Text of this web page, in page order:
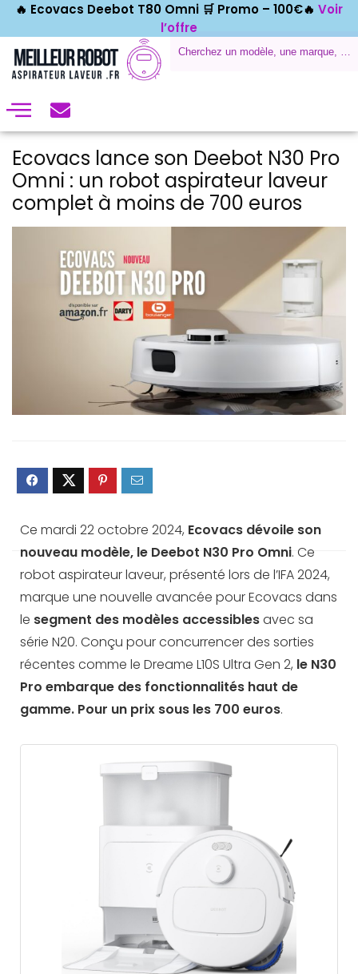
🔥 Ecovacs Deebot T80 Omni 🛒 Promo – 100€🔥 Voir
l’offre
Ecovacs lance son Deebot N30 Pro
Omni : un robot aspirateur laveur
complet à moins de 700 euros
Ce mardi 22 octobre 2024, Ecovacs dévoile son
nouveau modèle, le Deebot N30 Pro Omni. Ce
robot aspirateur laveur, présenté lors de l’IFA 2024,
marque une nouvelle avancée pour Ecovacs dans
le segment des modèles accessiblesavec sa
série N20. Conçu pour concurrencer des sorties
récentes comme le Dreame L10S Ultra Gen 2, le N30
Pro embarque des fonctionnalités haut de
gamme. Pour un prix sous les 700 euros.